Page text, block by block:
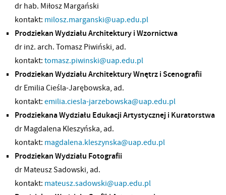
dr hab. Miłosz Margański
kontakt: milosz.marganski@uap.edu.pl
Prodziekan Wydziału Architektury i Wzornictwa
dr inż. arch. Tomasz Piwiński, ad.
kontakt:tomasz.piwinski@uap.edu.pl
Prodziekan Wydziału Architektury Wnętrz i Scenografii
dr Emilia Cieśla-Jarębowska, ad.
kontakt:emilia.ciesla-jarzebowska@uap.edu.pl
Prodziekana Wydziału Edukacji Artystycznej i Kuratorstwa
dr Magdalena Kleszyńska, ad.
kontakt: magdalena.kleszynska@uap.edu.pl
Prodziekan Wydziału Fotografii
dr Mateusz Sadowski, ad.
kontakt: mateusz.sadowski@uap.edu.pl